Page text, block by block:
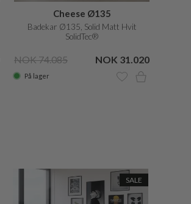
Cheese Ø135
Badekar Ø135, Solid Matt Hvit
SolidTec®
NOK 74.085 NOK 31.020
På lager
SALE